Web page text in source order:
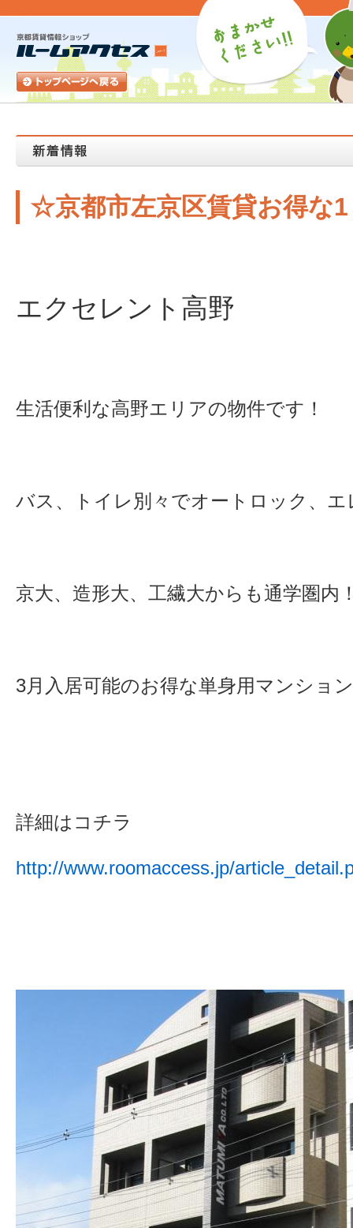
☆京都市左京区賃貸お得な
エクセレント高野
生活便利な高野エリアの物件です！
バス、トイレ別々でオートロック、
京大、造形大、工繊大からも通学圏内
3月入居可能のお得な単身用マンショ
詳細はコチラ
http://www.roomaccess.jp/